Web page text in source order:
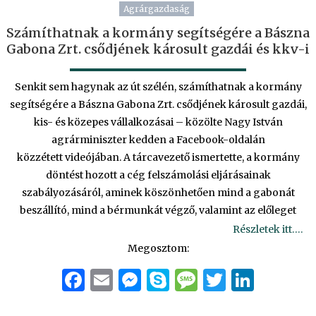
Agrárgazdaság
Számíthatnak a kormány segítségére a Bászna
Gabona Zrt. csődjének károsult gazdái és kkv-i
Senkit sem hagynak az út szélén, számíthatnak a kormány
segítségére a Bászna Gabona Zrt. csődjének károsult gazdái,
kis- és közepes vállalkozásai – közölte Nagy István
agrárminiszter kedden a Facebook-oldalán
közzétett videójában. A tárcavezető ismertette, a kormány
döntést hozott a cég felszámolási eljárásainak
szabályozásáról, aminek köszönhetően mind a gabonát
beszállító, mind a bérmunkát végző, valamint az előleget
Részletek itt….
Megosztom:
Facebook
EmailMessenger
Skype
Message
Twitter